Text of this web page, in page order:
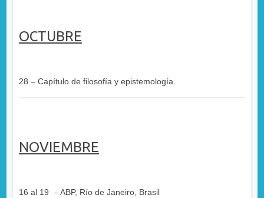
OCTUBRE
28 – Capítulo de filosofía y epistemología.
NOVIEMBRE
16 al 19 – ABP, Río de Janeiro, Brasil